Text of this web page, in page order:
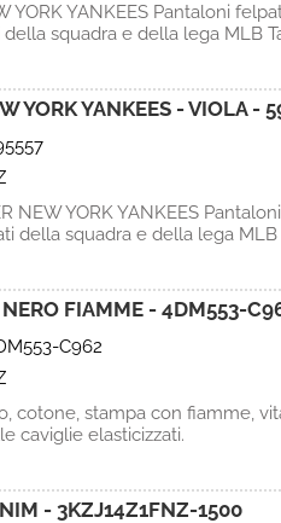
YORK YANKEES Pantaloni
squadra e della lega MLB
YORK YANKEES - VIOLA -
NEW YORK YANKEES
della squadra e della lega MLB
FIAMME - 4DM553-
C962
cotone, stampa con fiamme,
caviglie elasticizzati.
- 3KZJ14Z1FNZ-1500